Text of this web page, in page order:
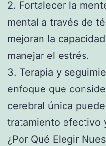
2. Fortalecer la
mental a través de
mejoran la
manejar el estrés.
3. Terapia y
enfoque que
cerebral única
tratamiento efectivo
¿Por Qué Elegir